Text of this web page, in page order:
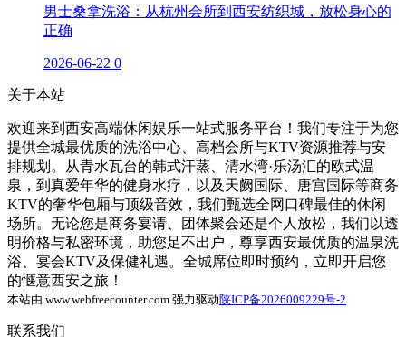
男士桑拿洗浴：从杭州会所到西安纺织城，放松身心的
正确
2026-06-22 0
关于本站
欢迎来到西安高端休闲娱乐一站式服务平台！我们专注于为您
提供全城最优质的洗浴中心、高档会所与KTV资源推荐与安
排规划。从青水瓦台的韩式汗蒸、清水湾·乐汤汇的欧式温
泉，到真爱年华的健身水疗，以及天阙国际、唐宫国际等商务
KTV的奢华包厢与顶级音效，我们甄选全网口碑最佳的休闲
场所。无论您是商务宴请、团体聚会还是个人放松，我们以透
明价格与私密环境，助您足不出户，尊享西安最优质的温泉洗
浴、宴会KTV及保健礼遇。全城席位即时预约，立即开启您
的惬意西安之旅！
本站由 www.webfreecounter.com 强力驱动陕ICP备2026009229号-2
联系我们